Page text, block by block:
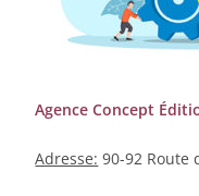
Agence Concept
Adresse: 90-92 Route